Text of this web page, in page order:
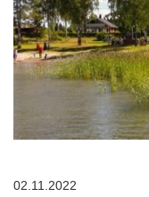
02.11.2022